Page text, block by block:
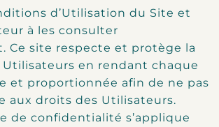
d’Utilisation du Site et
à les consulter
Ce site respecte et protège la
Utilisateurs en rendant chaque
et proportionnée afin de ne pas
aux droits des Utilisateurs.
de confidentialité s’applique